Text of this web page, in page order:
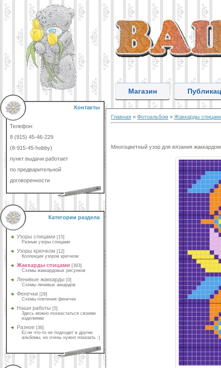
Контакты
Телефон:
8 (915) 45-46-229
(8-915-45-hobby)
пункт выдачи работает
по предварительной
договоренности
Категории раздела
Узоры спицами [15]
Разные узоры спицами
Узоры крючком [12]
Коллекция узоров крючком
Жаккарды спицами [393]
Схемы жаккардовых рисунков
Ленивые жаккарды [0]
Схемы ленивых аккардов
Фенечки [29]
Схемы плетения фенечек
Наши работы [5]
Здесь можно похвастаться своими
изделиями
Разное [36]
Если что-то не подходит в другие
альбомы, но очень нужно показать :)
Магазин
Главная » Фотоальбом » Жаккарды
Многоцветный узор для вязания